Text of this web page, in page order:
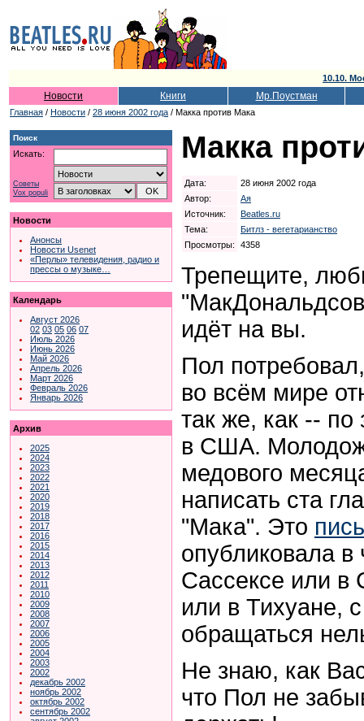
10.10.
Новости Книги Мр.Поустман
Главная / Новости / 28 июня 2002 года / Макка против Мака
Поиск
Искать:
Советы
Vox populi
Новости
Анонсы
Новости Usenet
«Перлы» телевидения, радио и
прессы о музыке…
Календарь
Август 2026
02 03 05 06 07
Июль 2026
Июнь 2026
Май 2026
Апрель 2026
Март 2026
Февраль 2026
Январь 2026
Архив
2025
2024
2023
2022
2021
2020
2019
2018
2017
2016
2015
2014
2013
2012
2011
2010
2009
2008
2007
2006
2005
2004
2003
2002
декабрь 2002
ноябрь 2002
октябрь 2002
сентябрь 2002
Макка
Дата:
28 июня 2002 года
Автор:
Ая
Источник:
Beatles.ru
Тема:
Битлз - вегетарианство
Просмотры:
4358
Трепещите,
идёт на вы.
Пол
во всём мире
так же, как -- по
в США.
медового
написать ста
"Мака". Это
опубликовала в
Сассексе или в
или в Тихуане,
обращаться
Не знаю, как
что Пол не